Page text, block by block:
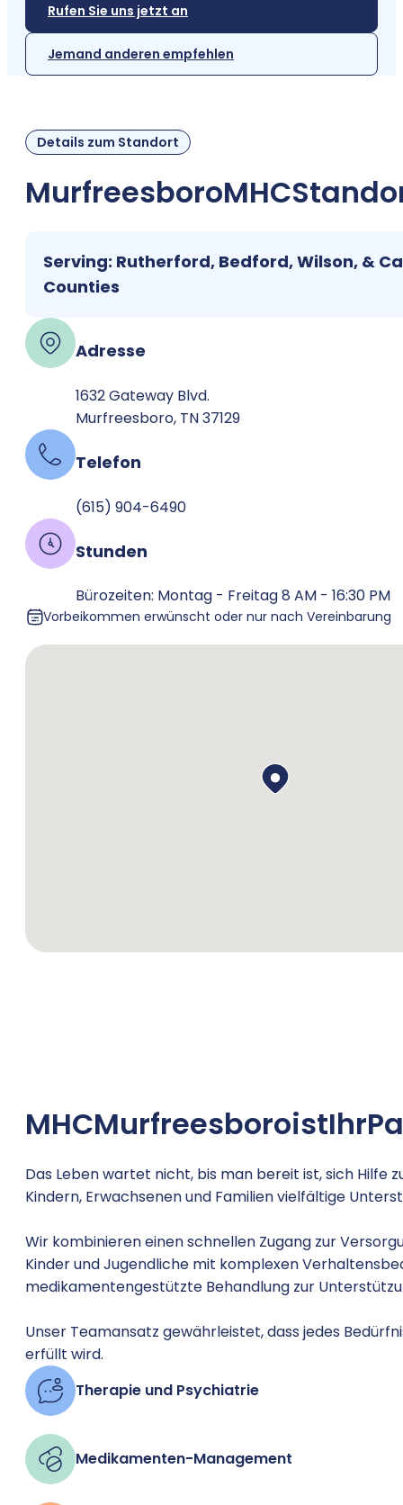
Rufen Sie uns jetzt an
Jemand anderen empfehlen
MurfreesboroMHC
Details zum Standort
Serving: Rutherford, Bedford, Wilson, &
Counties
Adresse
1632 Gateway Blvd.
Murfreesboro, TN 37129
Telefon
(615) 904-6490
Stunden
Bürozeiten: Montag - Freitag 8 AM - 16:30 PM
Vorbeikommen erwünscht oder nur nach Vereinbarung
MHCMurfreesboroistIhr
Das Leben wartet nicht, bis man bereit ist, sich Hilfe
Kindern, Erwachsenen und Familien vielfältige
Wir kombinieren einen schnellen Zugang zur
Kinder und Jugendliche mit komplexen
medikamentengestützte Behandlung zur
Unser Teamansatz gewährleistet, dass jedes
erfüllt wird.
Therapie und Psychiatrie
Medikamenten-Management